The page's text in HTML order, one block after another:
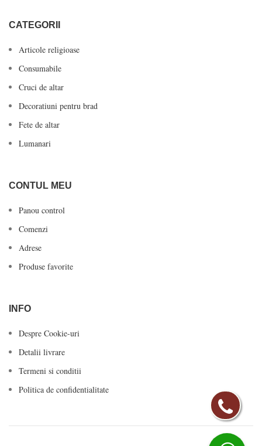
CATEGORII
Articole religioase
Consumabile
Cruci de altar
Decoratiuni pentru brad
Fete de altar
Lumanari
CONTUL MEU
Panou control
Comenzi
Adrese
Produse favorite
INFO
Despre Cookie-uri
Detalii livrare
Termeni si conditii
Politica de confidentialitate